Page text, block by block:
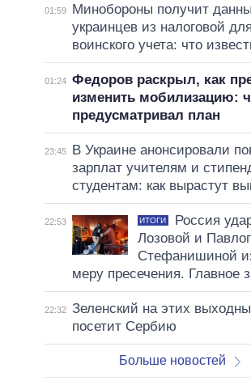
01:59
Минобороны получит
украинцев из налоговой
воинского учета: что
01:24 Федоров раскрыл, как
изменить мобилизацию:
предусматривал план
23:45
В Украине анонсировали
зарплат учителям и
студентам: как вырастут
22:53 ИТОГИ
Россия
Лозовой и
Стефанишиной
меру пресечения. Главное
22:32 Зеленский на этих
посетит Сербию
Больше новостей